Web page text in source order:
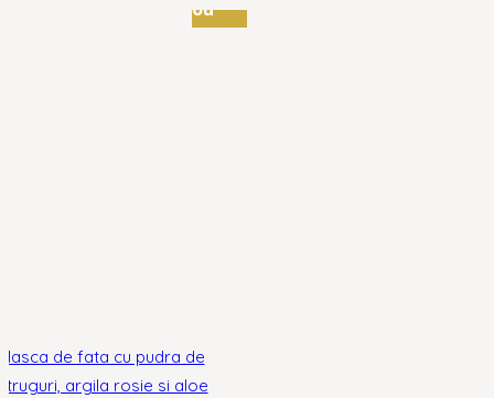
nou
de fata cu pudra de
argila rosie si aloe